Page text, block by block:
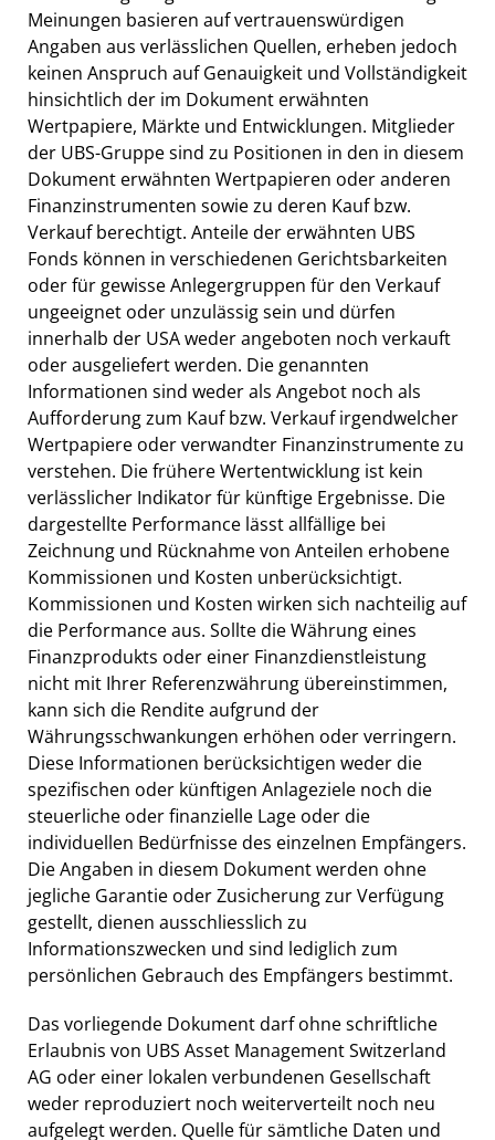
Meinungen basieren auf vertrauenswürdigen
Angaben aus verlässlichen Quellen, erheben jedoch
keinen Anspruch auf Genauigkeit und Vollständigkeit
hinsichtlich der im Dokument erwähnten
Wertpapiere, Märkte und Entwicklungen. Mitglieder
der UBS-Gruppe sind zu Positionen in den in diesem
Dokument erwähnten Wertpapieren oder anderen
Finanzinstrumenten sowie zu deren Kauf bzw.
Verkauf berechtigt. Anteile der erwähnten UBS
Fonds können in verschiedenen Gerichtsbarkeiten
oder für gewisse Anlegergruppen für den Verkauf
ungeeignet oder unzulässig sein und dürfen
innerhalb der USA weder angeboten noch verkauft
oder ausgeliefert werden. Die genannten
Informationen sind weder als Angebot noch als
Aufforderung zum Kauf bzw. Verkauf irgendwelcher
Wertpapiere oder verwandter Finanzinstrumente zu
verstehen. Die frühere Wertentwicklung ist kein
verlässlicher Indikator für künftige Ergebnisse. Die
dargestellte Performance lässt allfällige bei
Zeichnung und Rücknahme von Anteilen erhobene
Kommissionen und Kosten unberücksichtigt.
Kommissionen und Kosten wirken sich nachteilig auf
die Performance aus. Sollte die Währung eines
Finanzprodukts oder einer Finanzdienstleistung
nicht mit Ihrer Referenzwährung übereinstimmen,
kann sich die Rendite aufgrund der
Währungsschwankungen erhöhen oder verringern.
Diese Informationen berücksichtigen weder die
spezifischen oder künftigen Anlageziele noch die
steuerliche oder finanzielle Lage oder die
individuellen Bedürfnisse des einzelnen Empfängers.
Die Angaben in diesem Dokument werden ohne
jegliche Garantie oder Zusicherung zur Verfügung
gestellt, dienen ausschliesslich zu
Informationszwecken und sind lediglich zum
persönlichen Gebrauch des Empfängers bestimmt.
Das vorliegende Dokument darf ohne schriftliche
Erlaubnis von UBS Asset Management Switzerland
AG oder einer lokalen verbundenen Gesellschaft
weder reproduziert noch weiterverteilt noch neu
aufgelegt werden. Quelle für sämtliche Daten und